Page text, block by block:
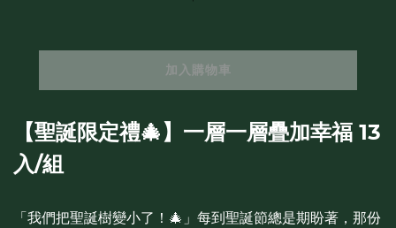
加入購物車
【聖誕限定禮🎄】一層一層疊加幸福 13
入/組
「我們把聖誕樹變小了！🎄」每到聖誕節總是期盼著，那份